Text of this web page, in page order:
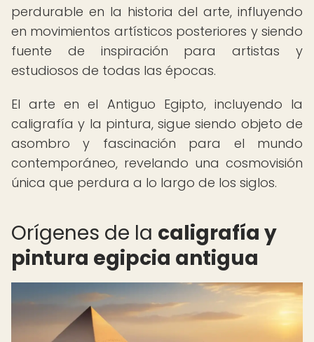
perdurable en la historia del arte, influyendo
en movimientos artísticos posteriores y siendo
fuente de inspiración para artistas y
estudiosos de todas las épocas.
El arte en el Antiguo Egipto, incluyendo la
caligrafía y la pintura, sigue siendo objeto de
asombro y fascinación para el mundo
contemporáneo, revelando una cosmovisión
única que perdura a lo largo de los siglos.
Orígenes de la caligrafía y
pintura egipcia antigua